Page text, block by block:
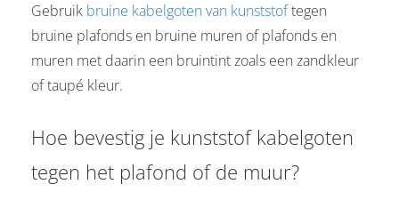
Gebruik bruine kabelgoten van kunststoftegen
bruine plafonds en bruine muren of plafonds en
muren met daarin een bruintint zoals een zandkleur
of taupé kleur.
Hoe bevestig je kunststof kabelgoten
tegen het plafond of de muur?